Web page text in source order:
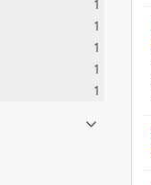
1
1
1
1
1